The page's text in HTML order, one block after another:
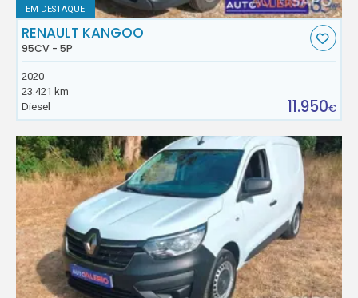
EM DESTAQUE
RENAULT KANGOO
95CV - 5P
2020
23.421 km
Diesel
11.950€